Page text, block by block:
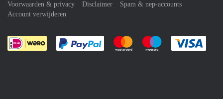
Voorwaarden & privacy
Disclaimer
Spam & nep-accounts
Account verwijderen
Je rekent gemakkelijk af met Paypal
Je rekent gemakkelijk af met
Je rekent